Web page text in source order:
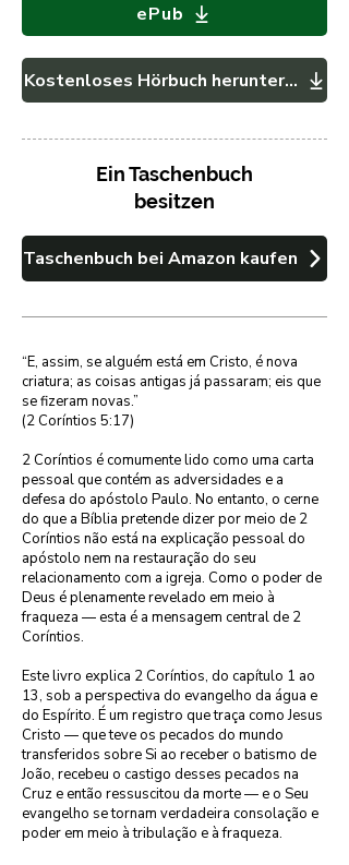
ePub
Kostenloses Hörbuch herunterladen
Ein Taschenbuch
besitzen
Taschenbuch bei Amazon kaufen
“E, assim, se alguém está em Cristo, é nova
criatura; as coisas antigas já passaram; eis que
se fizeram novas.”
(2 Coríntios 5:17)
2 Coríntios é comumente lido como uma carta
pessoal que contém as adversidades e a
defesa do apóstolo Paulo. No entanto, o cerne
do que a Bíblia pretende dizer por meio de 2
Coríntios não está na explicação pessoal do
apóstolo nem na restauração do seu
relacionamento com a igreja. Como o poder de
Deus é plenamente revelado em meio à
fraqueza — esta é a mensagem central de 2
Coríntios.
Este livro explica 2 Coríntios, do capítulo 1 ao
13, sob a perspectiva do evangelho da água e
do Espírito. É um registro que traça como Jesus
Cristo — que teve os pecados do mundo
transferidos sobre Si ao receber o batismo de
João, recebeu o castigo desses pecados na
Cruz e então ressuscitou da morte — e o Seu
evangelho se tornam verdadeira consolação e
poder em meio à tribulação e à fraqueza.